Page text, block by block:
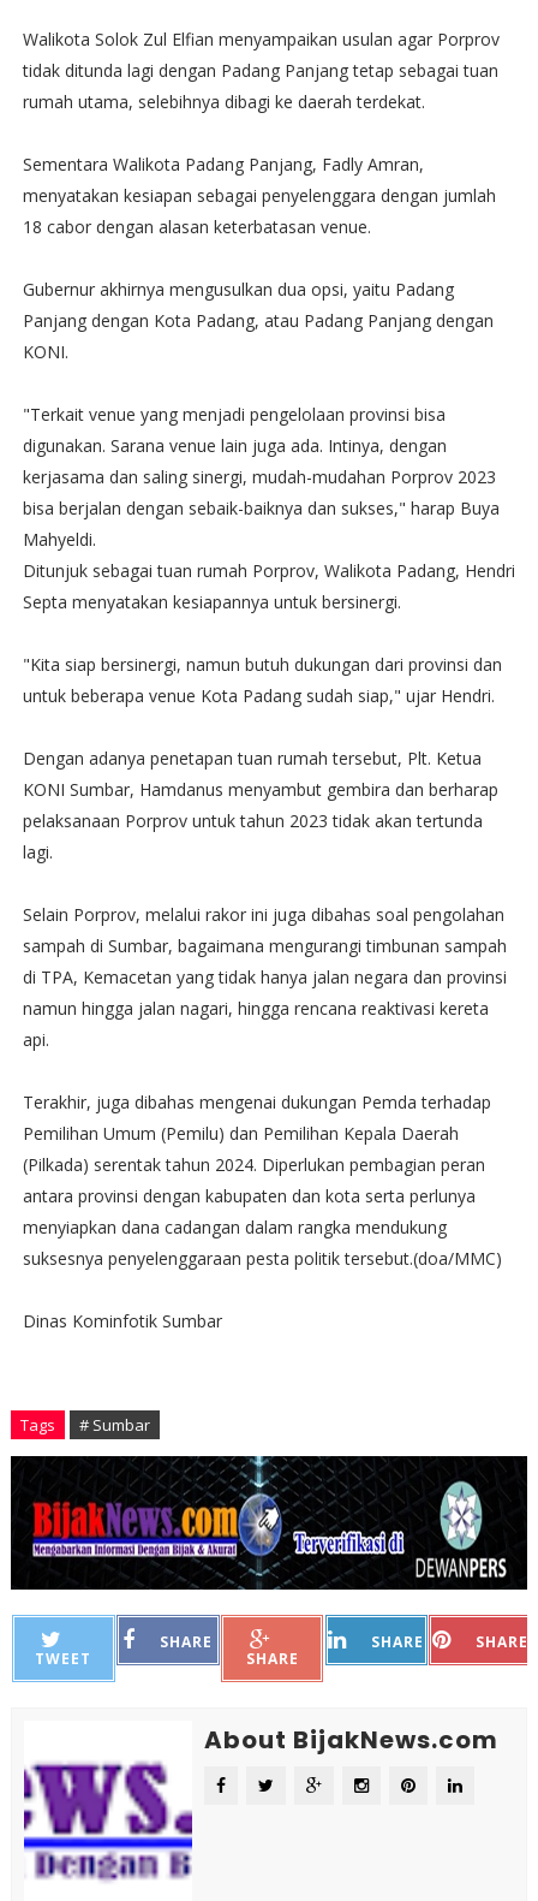
Walikota Solok Zul Elfian menyampaikan usulan agar Porprov
tidak ditunda lagi dengan Padang Panjang tetap sebagai tuan
rumah utama, selebihnya dibagi ke daerah terdekat.
Sementara Walikota Padang Panjang, Fadly Amran,
menyatakan kesiapan sebagai penyelenggara dengan jumlah
18 cabor dengan alasan keterbatasan venue.
Gubernur akhirnya mengusulkan dua opsi, yaitu Padang
Panjang dengan Kota Padang, atau Padang Panjang dengan
KONI.
"Terkait venue yang menjadi pengelolaan provinsi bisa
digunakan. Sarana venue lain juga ada. Intinya, dengan
kerjasama dan saling sinergi, mudah-mudahan Porprov 2023
bisa berjalan dengan sebaik-baiknya dan sukses," harap Buya
Mahyeldi.
Ditunjuk sebagai tuan rumah Porprov, Walikota Padang, Hendri
Septa menyatakan kesiapannya untuk bersinergi.
"Kita siap bersinergi, namun butuh dukungan dari provinsi dan
untuk beberapa venue Kota Padang sudah siap," ujar Hendri.
Dengan adanya penetapan tuan rumah tersebut, Plt. Ketua
KONI Sumbar, Hamdanus menyambut gembira dan berharap
pelaksanaan Porprov untuk tahun 2023 tidak akan tertunda
lagi.
Selain Porprov, melalui rakor ini juga dibahas soal pengolahan
sampah di Sumbar, bagaimana mengurangi timbunan sampah
di TPA, Kemacetan yang tidak hanya jalan negara dan provinsi
namun hingga jalan nagari, hingga rencana reaktivasi kereta
api.
Terakhir, juga dibahas mengenai dukungan Pemda terhadap
Pemilihan Umum (Pemilu) dan Pemilihan Kepala Daerah
(Pilkada) serentak tahun 2024. Diperlukan pembagian peran
antara provinsi dengan kabupaten dan kota serta perlunya
menyiapkan dana cadangan dalam rangka mendukung
suksesnya penyelenggaraan pesta politik tersebut.(doa/MMC)
Dinas Kominfotik Sumbar
Tags # Sumbar
TWEET
SHARE
SHARE
SHARE SHARE
About BijakNews.com